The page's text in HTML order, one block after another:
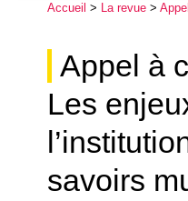
La société
Recherches
Appels à
Instructions aux
Evenements
Accueil > La revue >
Appel à
Les
savoirs